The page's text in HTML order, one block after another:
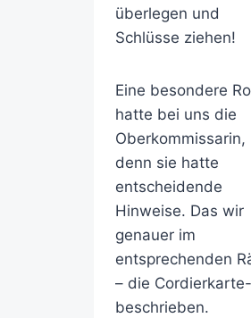
überlegen und
Schlüsse ziehen!
Eine besondere
hatte bei uns die
Oberkommissarin,
denn sie hatte
entscheidende
Hinweise. Das wir
genauer im
entsprechenden
– die Cordierkarte-
beschrieben.